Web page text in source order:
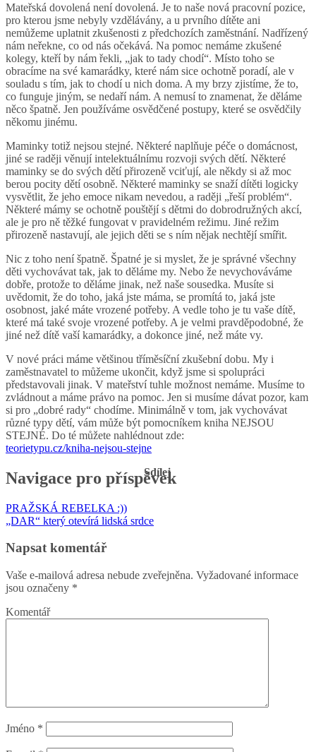
Mateřská dovolená není dovolená. Je to naše nová pracovní pozice,
pro kterou jsme nebyly vzdělávány, a u prvního dítěte ani
nemůžeme uplatnit zkušenosti z předchozích zaměstnání. Nadřízený
nám neřekne, co od nás očekává. Na pomoc nemáme zkušené
kolegy, kteří by nám řekli, „jak to tady chodí“. Místo toho se
obracíme na své kamarádky, které nám sice ochotně poradí, ale v
souladu s tím, jak to chodí u nich doma. A my brzy zjistíme, že to,
co funguje jiným, se nedaří nám. A nemusí to znamenat, že děláme
něco špatně. Jen používáme osvědčené postupy, které se osvědčily
někomu jinému.
Maminky totiž nejsou stejné. Některé naplňuje péče o domácnost,
jiné se raději věnují intelektuálnímu rozvoji svých dětí. Některé
maminky se do svých dětí přirozeně vciťují, ale někdy si až moc
berou pocity dětí osobně. Některé maminky se snaží dítěti logicky
vysvětlit, že jeho emoce nikam nevedou, a raději „řeší problém“.
Některé mámy se ochotně pouštějí s dětmi do dobrodružných akcí,
ale je pro ně těžké fungovat v pravidelném režimu. Jiné režim
přirozeně nastavují, ale jejich děti se s ním nějak nechtějí smířit.
Nic z toho není špatně. Špatné je si myslet, že je správné všechny
děti vychovávat tak, jak to děláme my. Nebo že nevychováváme
dobře, protože to děláme jinak, než naše sousedka. Musíte si
uvědomit, že do toho, jaká jste máma, se promítá to, jaká jste
osobnost, jaké máte vrozené potřeby. A vedle toho je tu vaše dítě,
které má také svoje vrozené potřeby. A je velmi pravděpodobné, že
jiné než dítě vaší kamarádky, a dokonce jiné, než máte vy.
V nové práci máme většinou tříměsíční zkušební dobu. My i
zaměstnavatel to můžeme ukončit, když jsme si spolupráci
představovali jinak. V mateřství tuhle možnost nemáme. Musíme to
zvládnout a máme právo na pomoc. Jen si musíme dávat pozor, kam
si pro „dobré rady“ chodíme. Minimálně v tom, jak vychovávat
různé typy dětí, vám může být pomocníkem kniha NEJSOU
STEJNÉ. Do té můžete nahlédnout zde:
teorietypu.cz/kniha-nejsou-stejne
Sdílej
Navigace pro příspěvek
PRAŽSKÁ REBELKA :))
„DAR“ který otevírá lidská srdce
Napsat komentář
Vaše e-mailová adresa nebude zveřejněna. Vyžadované informace
jsou označeny *
Komentář
Jméno *